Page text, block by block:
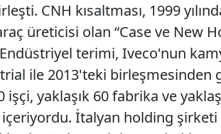
CNH kısaltması, 1999
üreticisi olan “Case ve New
Endüstriyel terimi, Iveco'nun
ile 2013'teki birleşmesinden
işçi, yaklaşık 60 fabrika ve
İtalyan holding şirketi